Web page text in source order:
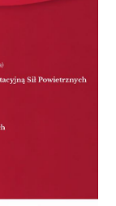
z o.o. nie
zgody.
Lepszy
wymaganych
o swoich
–
sprawa
Lepszy